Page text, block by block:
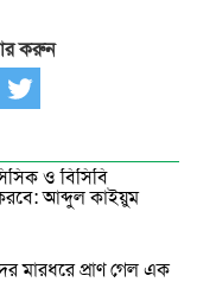
করুন
ও বিসিবি
আব্দুল কাইয়ুম
মারধরে প্রাণ গেল এক